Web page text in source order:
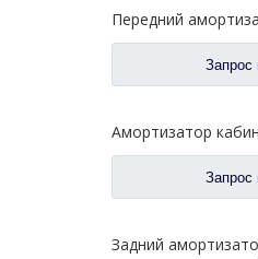
Запрос
Запрос